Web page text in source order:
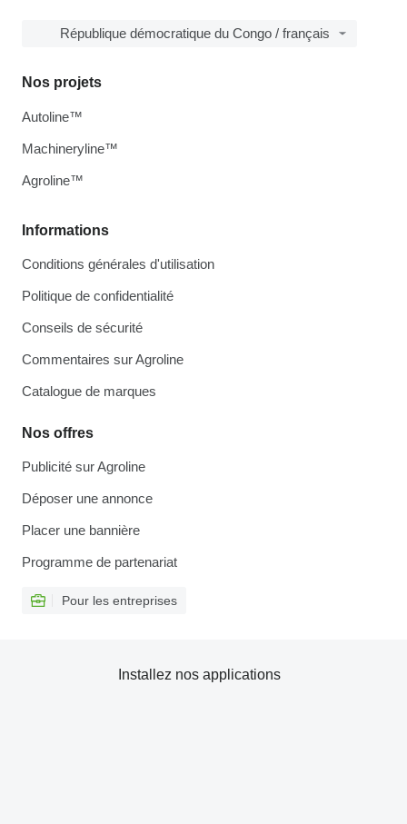
République démocratique du Congo / français
Informations
Conditions générales d'utilisation
Politique de confidentialité
Conseils de sécurité
Commentaires sur Agroline
Catalogue de marques
Nos offres
Publicité sur Agroline
Déposer une annonce
Placer une bannière
Programme de partenariat
Pour les entreprises
Nos projets
Autoline™
Machineryline™
Agroline™
Installez nos applications